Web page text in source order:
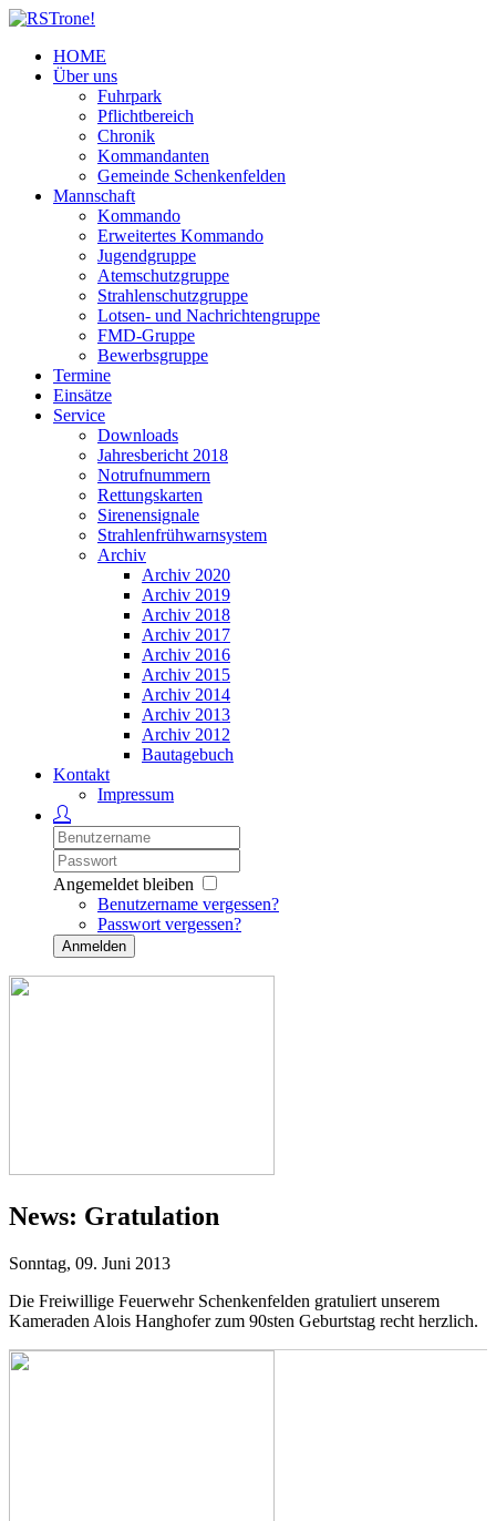
HOME
Über uns
Fuhrpark
Pflichtbereich
Chronik
Kommandanten
Gemeinde Schenkenfelden
Mannschaft
Kommando
Erweitertes Kommando
Jugendgruppe
Atemschutzgruppe
Strahlenschutzgruppe
Lotsen- und Nachrichtengruppe
FMD-Gruppe
Bewerbsgruppe
Termine
Einsätze
Service
Downloads
Jahresbericht 2018
Notrufnummern
Rettungskarten
Sirenensignale
Strahlenfrühwarnsystem
Archiv
Archiv 2020
Archiv 2019
Archiv 2018
Archiv 2017
Archiv 2016
Archiv 2015
Archiv 2014
Archiv 2013
Archiv 2012
Bautagebuch
Kontakt
Impressum
Angemeldet bleiben
Benutzername vergessen?
Passwort vergessen?
Anmelden
News: Gratulation
Sonntag, 09. Juni 2013
Die Freiwillige Feuerwehr Schenkenfelden gratuliert unserem
Kameraden Alois Hanghofer zum 90sten Geburtstag recht herzlich.